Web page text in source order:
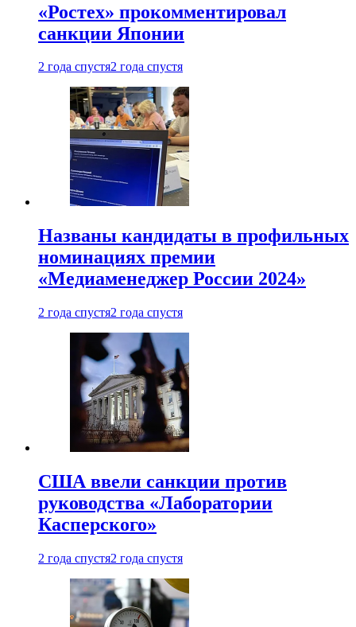
«Ростех» прокомментировал
санкции Японии
2 года спустя2 года спустя
Названы кандидаты в профильных
номинациях премии
«Медиаменеджер России 2024»
2 года спустя2 года спустя
США ввели санкции против
руководства «Лаборатории
Касперского»
2 года спустя2 года спустя